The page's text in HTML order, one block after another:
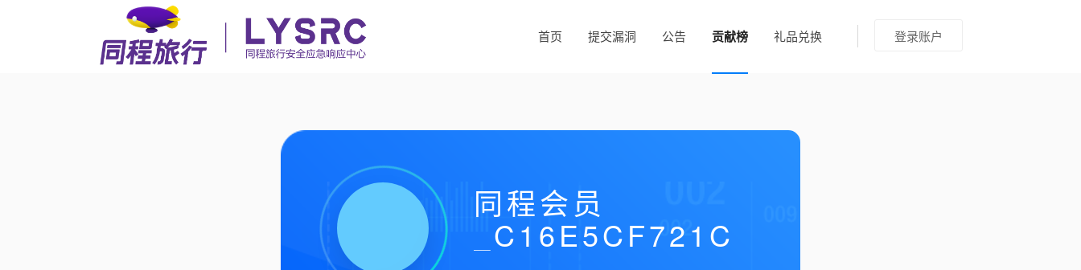
登录账户
首页 提交漏洞 公告 贡献榜 礼品兑换
同程会员
_C16E5CF721C